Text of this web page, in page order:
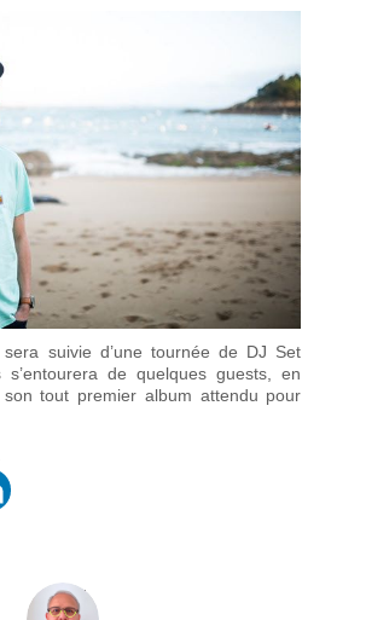
suivie d’une tournée de DJ Set
s’entourera de quelques guests, en
tout premier album attendu pour